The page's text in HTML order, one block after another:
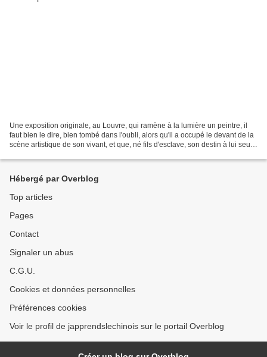
Une exposition originale, au Louvre, qui ramène à la lumière un peintre, il
faut bien le dire, bien tombé dans l'oubli, alors qu'il a occupé le devant de la
scène artistique de son vivant, et que, né fils d'esclave, son destin à lui seul
Hébergé par Overblog
Top articles
Pages
Contact
Signaler un abus
C.G.U.
Cookies et données personnelles
Préférences cookies
Voir le profil de japprendslechinois sur le portail Overblog